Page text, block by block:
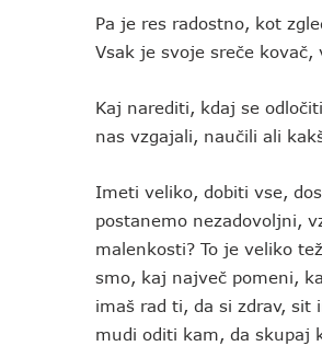
Pa je res radostno, kot
Vsak je svoje sreče kovač,
Kaj narediti, kdaj se
nas vzgajali, naučili ali
Imeti veliko, dobiti vse,
postanemo nezadovoljni,
malenkosti? To je veliko
smo, kaj največ pomeni,
imaš rad ti, da si zdrav, sit
mudi oditi kam, da skupaj